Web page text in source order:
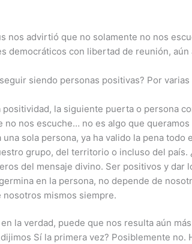
nos advirtió que no solamente no nos
democráticos con libertad de reunión,
siendo personas positivas? Por
positividad, la siguiente puerta o persona
no nos escuche… no es algo que queramos
una sola persona, ya ha valido la pena
grupo, del territorio o incluso del
del mensaje divino. Ser positivos y
en la persona, no depende de
nosotros mismos siempre.
la verdad, puede que nos resulta aún
Sí la primera vez? Posiblemente